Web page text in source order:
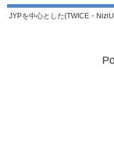
JYPを中心とした(TWICE・